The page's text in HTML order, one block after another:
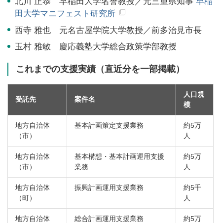
田大学マニフェスト研究所
西寺 雅也
元名古屋学院大学教授／前多治見市長
玉村 雅敏
慶応義塾大学総合政策学部教授
これまでの支援実績（直近分を一部掲載）
受託先 案件名
人口規
模
地方自治体
（市）
基本計画策定支援業務
約5万
人
地方自治体
（市）
基本構想・基本計画運用支援
業務
約5万
人
地方自治体
（町）
振興計画運用支援業務
約5千
人
地方自治体
総合計画運用支援業務
約5万